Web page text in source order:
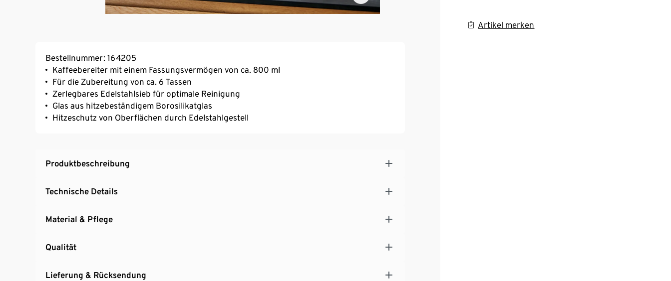
Artikel merken
Bestellnummer: 164205
Kaffeebereiter mit einem Fassungsvermögen von ca. 800 ml
Für die Zubereitung von ca. 6 Tassen
Zerlegbares Edelstahlsieb für optimale Reinigung
Glas aus hitzebeständigem Borosilikatglas
Hitzeschutz von Oberflächen durch Edelstahlgestell
Produktbeschreibung
Technische Details
Material & Pflege
Qualität
Lieferung & Rücksendung